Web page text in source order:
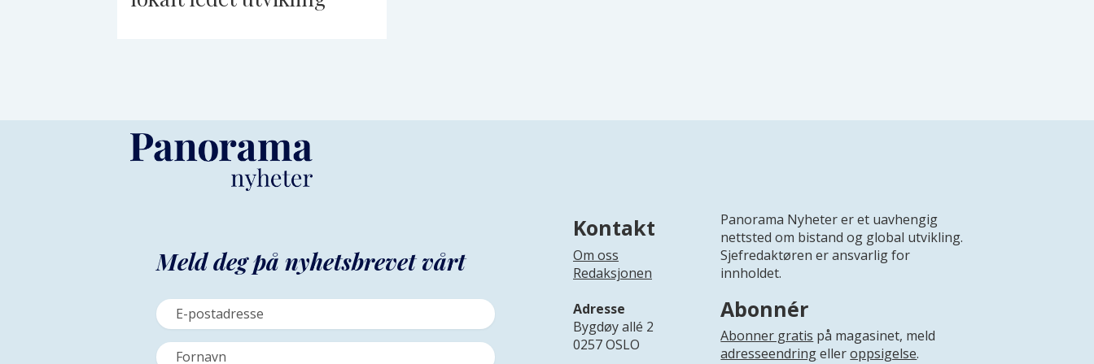
Meld deg på nyhetsbrevet vårt
Kontakt
Om oss
Redaksjonen
Adresse
Bygdøy allé 2
0257 OSLO
Panorama Nyheter er et uavhengig
nettsted om bistand og global utvikling.
Sjefredaktøren er ansvarlig for
innholdet.
Abonnér
Abonner gratis på magasinet, meld
adresseendringelleroppsigelse.